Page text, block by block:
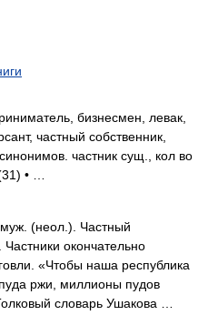
бизнесмен, левак,
частный собственник,
частник сущ., кол во
• …
(неол.). Частный
окончательно
«Чтобы наша республика
ржи, миллионы пудов
словарь Ушакова …